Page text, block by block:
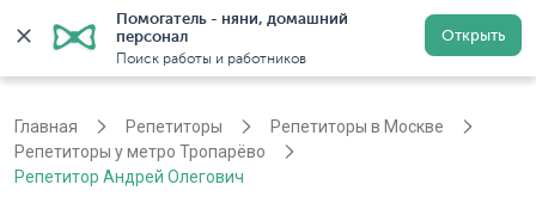
Помогатель - няни, домашний
персонал
Поиск работы и работников
Открыть
Регистрация
Главная Репетиторы
Репетиторы в Москве
Репетиторы у метро Тропарёво
Репетитор Андрей Олегович